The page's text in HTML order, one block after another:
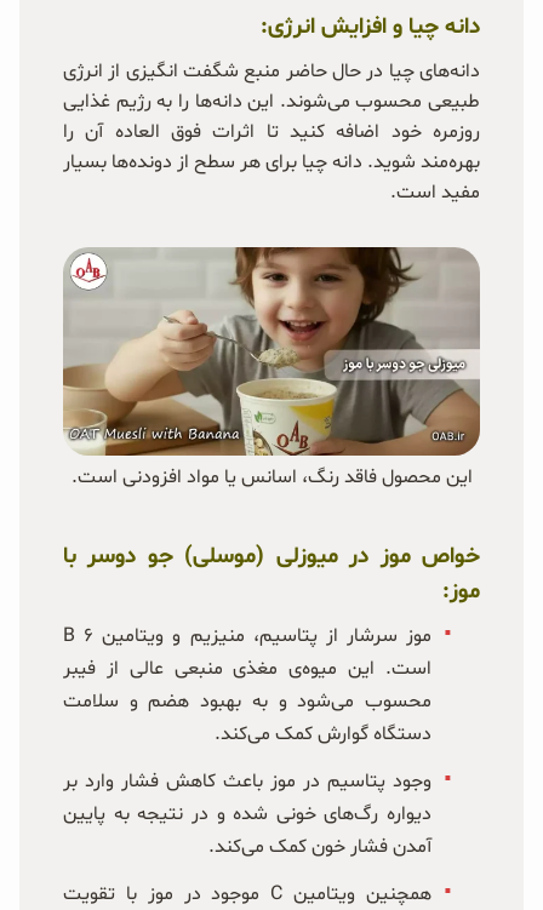
دانه چیا و افزایش انرژی:
دانه‌های چیا در حال حاضر منبع شگفت انگیزی از انرژی
طبیعی محسوب می‌شوند. این دانه‌ها را به رژیم غذایی
روزمره خود اضافه کنید تا اثرات فوق العاده آن را
بهره‌مند شوید. دانه چیا برای هر سطح از دونده‌ها بسیار
مفید است.
این محصول فاقد رنگ، اسانس یا مواد افزودنی است.
خواص موز در میوزلی (موسلی) جو دوسر با
موز:
موز سرشار از پتاسیم، منیزیم و ویتامین ۶ B
است. این میوه‌ی مغذی منبعی عالی از فیبر
محسوب می‌شود و به بهبود هضم و سلامت
دستگاه گوارش کمک می‌کند.
وجود پتاسیم در موز باعث کاهش فشار وارد بر
دیواره رگ‌های خونی شده و در نتیجه به پایین
آمدن فشار خون کمک می‌کند.
همچنین ویتامین C موجود در موز با تقویت